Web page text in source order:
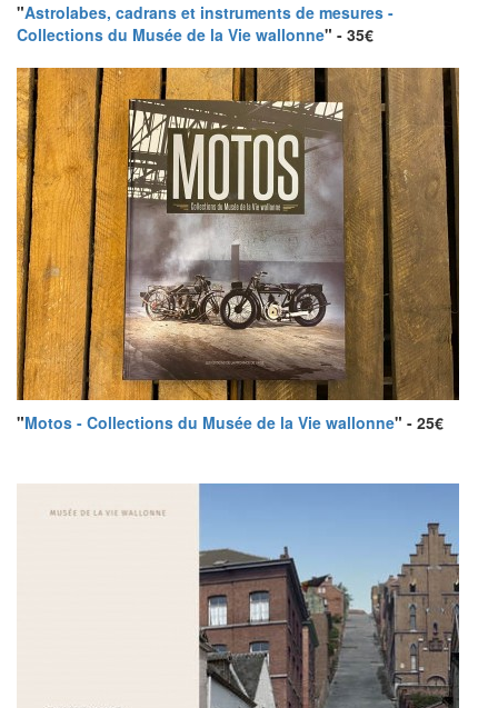
"Astrolabes, cadrans et instruments de mesures -
Collections du Musée de la Vie wallonne" - 35€
"Motos - Collections du Musée de la Vie wallonne" - 25€